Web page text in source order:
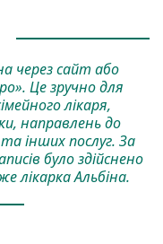
через сайт або
Це зручно для
лікаря,
направлень до
та інших послуг. За
було здійснено
лікарка Альбіна.